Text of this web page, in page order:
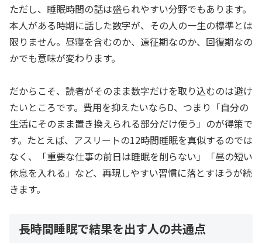
ただし、睡眠時間の話は盛られやすい分野でもあります。
本人がある時期に話した数字が、その人の一生の標準とは
限りません。昼寝を含むのか、遠征期なのか、回復期なの
かでも意味が変わります。
だからこそ、読者がそのまま数字だけを取り込むのは避け
たいところです。費用を抑えたいならD、つまり「自分の
生活にそのまま置き換えられる部分だけ使う」のが得策で
す。たとえば、アスリートの12時間睡眠を真似するのでは
なく、「重要な仕事の前日は睡眠を削らない」「昼の短い
休息を入れる」など、再現しやすい習慣に落とすほうが続
きます。
長時間睡眠で結果を出す人の共通点